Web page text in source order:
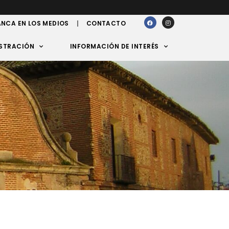
EN LOS MEDIOS CONTACTO
INFORMACIÓN DE INTERÉS